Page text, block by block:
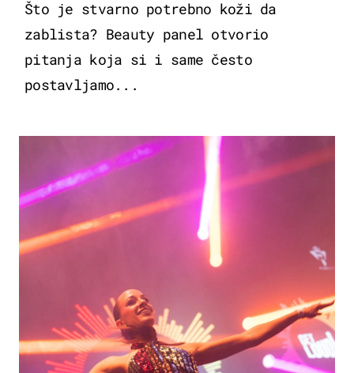
Što je stvarno potrebno koži da
zablista? Beauty panel otvorio
pitanja koja si i same često
postavljamo...
KULTURA & ZABAVA